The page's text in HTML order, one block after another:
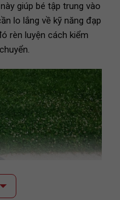
giúp bé tập trung vào
lo lắng về kỹ năng đạp
rèn luyện cách kiểm